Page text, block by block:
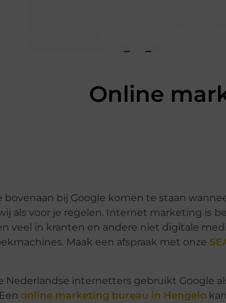
Online
bovenaan bij Google komen te staan
als voor je regelen. Internet marketing is
veel in kranten en andere niet digitale
Maak een afspraak met onze
Nederlandse internetters gebruikt Google
online marketing bureau in Hengelo